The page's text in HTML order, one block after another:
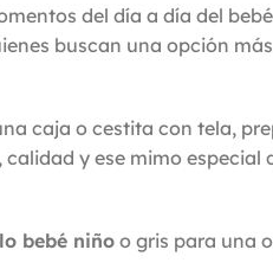
del día a día del
buscan una opción
caja o cestita con tela,
y ese mimo especial
bebé niñoo gris para una